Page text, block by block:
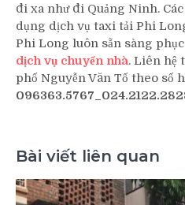
đi xa như đi Quảng Ninh.
dụng dịch vụ taxi tải Phi
Phi Long luôn sẵn sàng
dịch vụ chuyển nhà. Liên hệ
phố Nguyễn Văn Tố theo số
Bài viết liên quan